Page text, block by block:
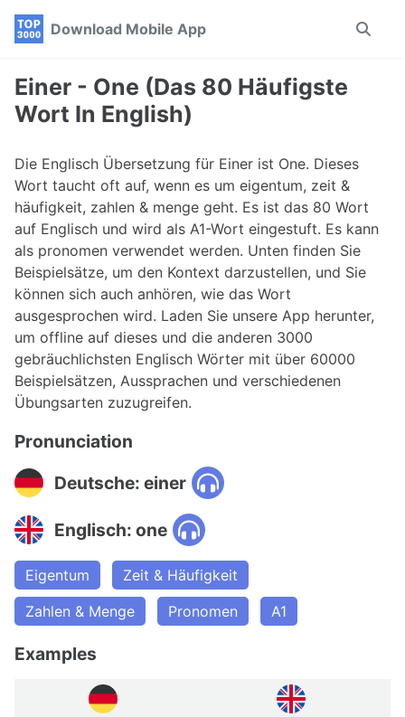
Skip
navigation
Skip
Skip
Download Mobile App
Toggle
Einer - One (Das 80 Häufigste
Wort In English)
Die Englisch Übersetzung für Einer ist One. Dieses
Wort taucht oft auf, wenn es um eigentum, zeit &
häufigkeit, zahlen & menge geht. Es ist das 80 Wort
auf Englisch und wird als A1-Wort eingestuft. Es kann
als pronomen verwendet werden. Unten finden Sie
Beispielsätze, um den Kontext darzustellen, und Sie
können sich auch anhören, wie das Wort
ausgesprochen wird. Laden Sie unsere App herunter,
um offline auf dieses und die anderen 3000
gebräuchlichsten Englisch Wörter mit über 60000
Beispielsätzen, Aussprachen und verschiedenen
Übungsarten zuzugreifen.
Pronunciation
Deutsche: einer
Englisch: one
Eigentum
Zeit & Häufigkeit
Zahlen & Menge
Pronomen A1
Examples